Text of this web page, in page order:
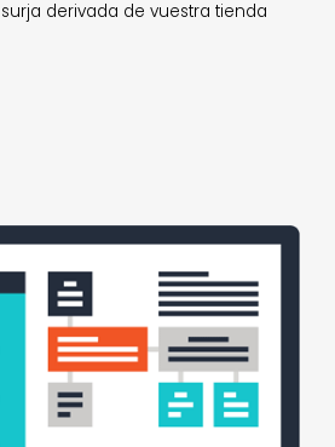
derivada de vuestra tienda